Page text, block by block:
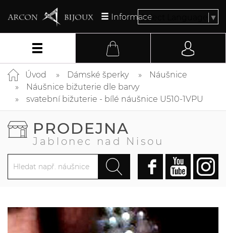
InformaceSelect Language ▼
Úvod Dámské šperky
Náušnice
Náušnice bižuterie dle barvy
svatební bižuterie - bílé náušnice U510-1VPU
PRODEJNA
Jablonec nad Nisou